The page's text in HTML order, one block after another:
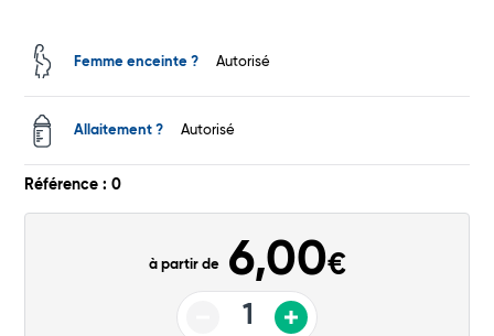
Femme enceinte ? Autorisé
Allaitement ? Autorisé
Référence : 0
à partir de 6,00€